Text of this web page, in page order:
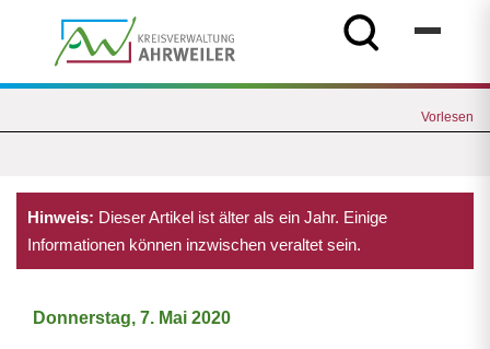
Vorlesen
Hinweis: Dieser Artikel ist älter als ein Jahr. Einige
Informationen können inzwischen veraltet sein.
Donnerstag, 7. Mai 2020